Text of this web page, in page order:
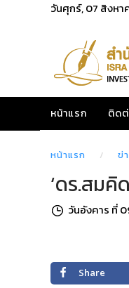
วันศุกร์, 07 สิงหา
หน้าแรก ติด
หน้าแรก ข่
‘ดร.สมคิ
วันอังคาร ที่
Share